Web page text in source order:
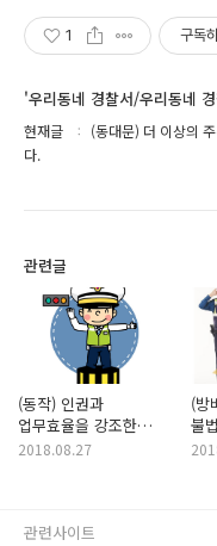
1 구독
'우리동네 경찰서/우리동네
현재글
(동대문) 더 이상의
다.
관련글
(동작) 인권과
업무효율을 강조한
교통조사계 한 번
2018.08.27
(방
불
관련사이트